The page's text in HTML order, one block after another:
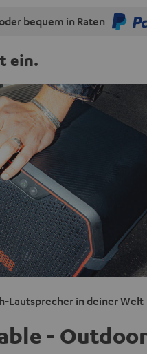
bequem in Raten
ein.
Lautsprecher in deiner Welt
- Outdoor